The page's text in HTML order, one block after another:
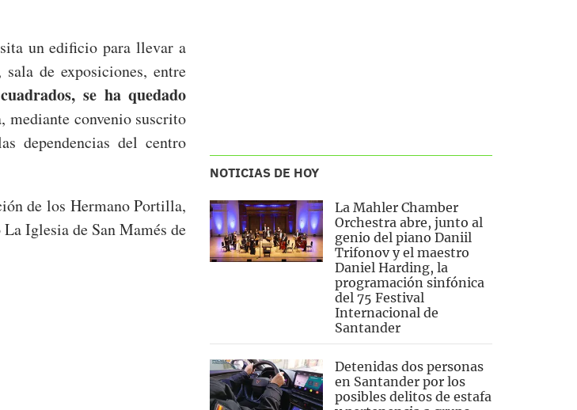
un edificio para llevar a
de exposiciones, entre
se ha quedado
mediante convenio suscrito
dependencias del centro
de los Hermano Portilla,
Iglesia de San Mamés de
NOTICIAS DE HOY
La Mahler Chamber
Orchestra abre, junto al
genio del piano Daniil
Trifonov y el maestro
Daniel Harding, la
programación sinfónica
del 75 Festival
Internacional de
Santander
Detenidas dos personas
en Santander por los
posibles delitos de estafa